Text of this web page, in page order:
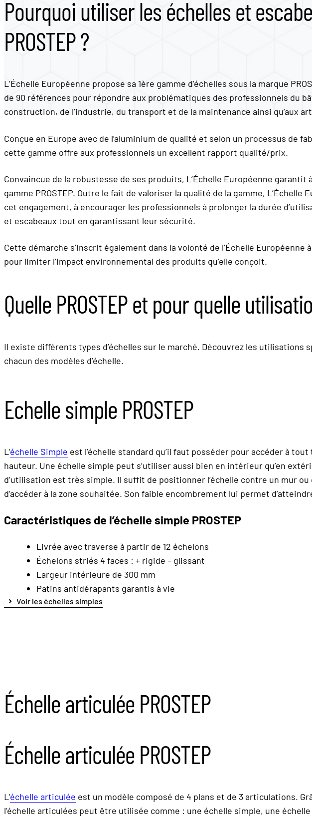
Pourquoi utiliser les échelles et
PROSTEP ?
L’Échelle Européenne propose sa 1ère gamme d’échelles sous la marque
de 90 références pour répondre aux problématiques des professionnels du
construction, de l’industrie, du transport et de la maintenance ainsi qu’aux
Conçue en Europe avec de l’aluminium de qualité et selon un processus de
cette gamme offre aux professionnels un excellent rapport qualité/prix.
Convaincue de la robustesse de ses produits, L’Échelle Européenne garantit
gamme PROSTEP. Outre le fait de valoriser la qualité de la gamme, L’Échelle
cet engagement, à encourager les professionnels à prolonger la durée
et escabeaux tout en garantissant leur sécurité.
Cette démarche s’inscrit également dans la volonté de l’Échelle Européenne
pour limiter l’impact environnemental des produits qu’elle conçoit.
Quelle PROSTEP et pour quelle
Il existe différents types d’échelles sur le marché. Découvrez les utilisations
chacun des modèles d’échelle.
Echelle simple PROSTEP
L’échelle Simple est l’échelle standard qu’il faut posséder pour accéder à
hauteur. Une échelle simple peut s’utiliser aussi bien en intérieur qu’en
d’utilisation est très simple. Il suffit de positionner l’échelle contre un mur
d’accéder à la zone souhaitée. Son faible encombrement lui permet
Caractéristiques de l’échelle simple PROSTEP
Livrée avec traverse à partir de 12 échelons
Échelons striés 4 faces : + rigide – glissant
Largeur intérieure de 300 mm
Patins antidérapants garantis à vie
Voir les échelles simples
Échelle articulée PROSTEP
Échelle articulée PROSTEP
L’échelle articulée est un modèle composé de 4 plans et de 3 articulations.
l’échelle articulées peut être utilisée comme : une échelle simple, une